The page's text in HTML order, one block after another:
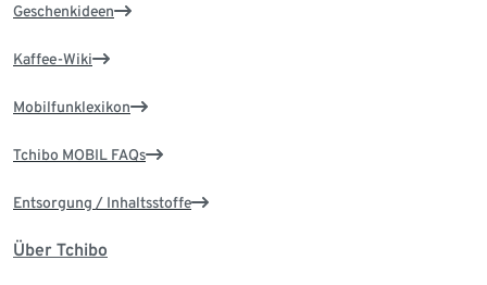
Geschenkideen
Kaffee-Wiki
Mobilfunklexikon
Tchibo MOBIL FAQs
Entsorgung / Inhaltsstoffe
Über Tchibo